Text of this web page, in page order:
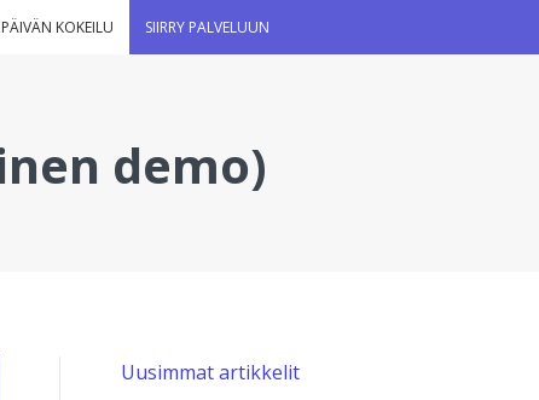
KOKEILU SIIRRY PALVELUUN
demo)
Uusimmat artikkelit